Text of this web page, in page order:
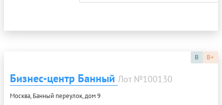
B B+
Бизнес-центр Банный Лот №100130
Москва, Банный переулок, дом 9